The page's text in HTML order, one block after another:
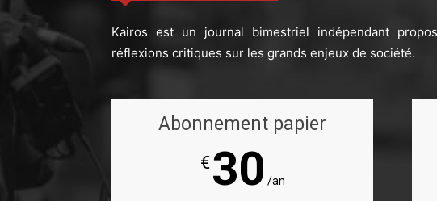
Kairos est un journal bimestriel indépendant
réflexions critiques sur les grands enjeux de société.
Abonnement papier
€30 /an